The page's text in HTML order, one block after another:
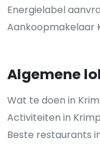
Energielabel
Aankoopmakelaar
Algemene
Wat te doen in
Activiteiten in
Beste restaurants